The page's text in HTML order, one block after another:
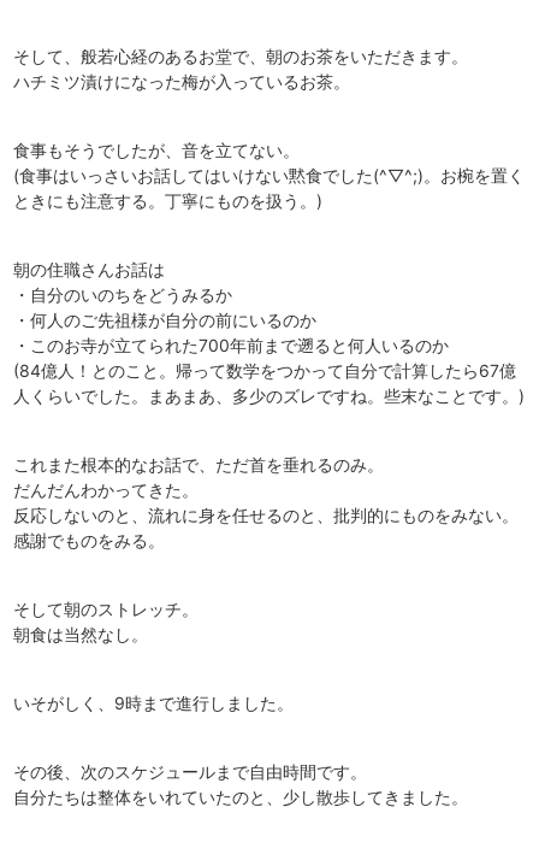
そして、般若心経のあるお堂で、朝のお茶をいただきます。
ハチミツ漬けになった梅が入っているお茶。
食事もそうでしたが、音を立てない。
(食事はいっさいお話してはいけない黙食でした(^▽^;)。お椀を置く
ときにも注意する。丁寧にものを扱う。)
朝の住職さんお話は
・自分のいのちをどうみるか
・何人のご先祖様が自分の前にいるのか
・このお寺が立てられた700年前まで遡ると何人いるのか
(84億人！とのこと。帰って数学をつかって自分で計算したら67億
人くらいでした。まあまあ、多少のズレですね。些末なことです。)
これまた根本的なお話で、ただ首を垂れるのみ。
だんだんわかってきた。
反応しないのと、流れに身を任せるのと、批判的にものをみない。
感謝でものをみる。
そして朝のストレッチ。
朝食は当然なし。
いそがしく、9時まで進行しました。
その後、次のスケジュールまで自由時間です。
自分たちは整体をいれていたのと、少し散歩してきました。